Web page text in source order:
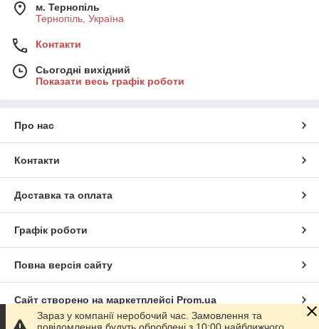
м. Тернопіль
Тернопіль, Україна
Контакти
Сьогодні вихідний
Показати весь графік роботи
Про нас
Контакти
Доставка та оплата
Графік роботи
Повна версія сайту
Сайт створено на маркетплейсі Prom.ua
Зараз у компанії неробочий час. Замовлення та